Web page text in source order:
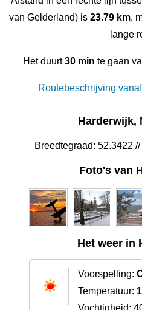
van Gelderland) is 23.79 km,
lange
Het duurt30 min te gaan
Routebeschrijving
Harderwijk,
Breedtegraad: 52.3422
Foto's van
Het weer in
Voorspelling:
Temperatuur: